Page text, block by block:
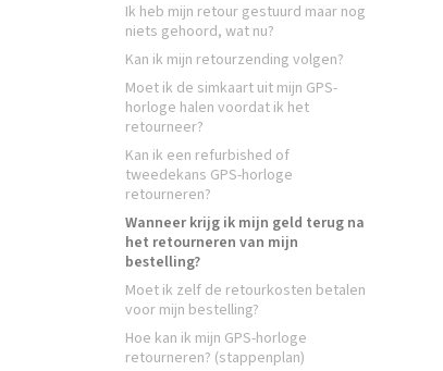
Ik heb mijn retour gestuurd maar nog
niets gehoord, wat nu?
Kan ik mijn retourzending volgen?
Moet ik de simkaart uit mijn GPS-
horloge halen voordat ik het
retourneer?
Kan ik een refurbished of
tweedekans GPS-horloge
retourneren?
Wanneer krijg ik mijn geld terug na
het retourneren van mijn
bestelling?
Moet ik zelf de retourkosten betalen
voor mijn bestelling?
Hoe kan ik mijn GPS-horloge
retourneren? (stappenplan)